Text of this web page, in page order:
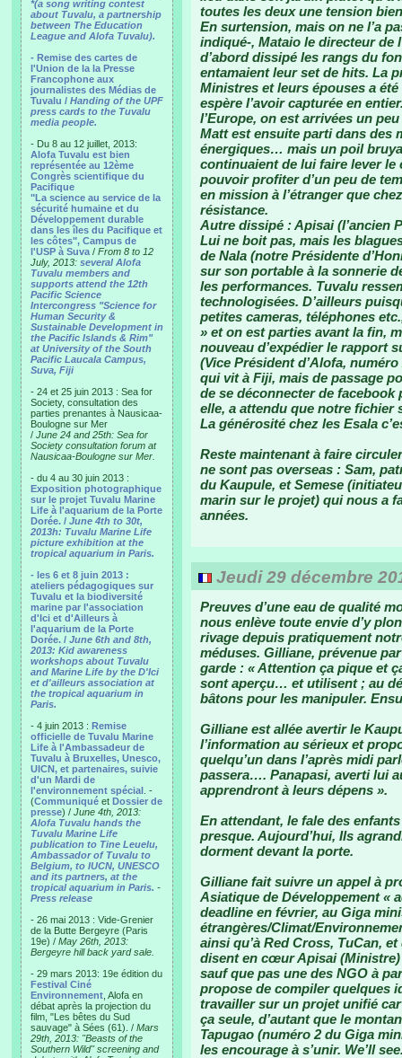
*(a song writing contest
about Tuvalu, a partnership
between The Education
League and Alofa Tuvalu).
- Remise des cartes de
l'Union de la la Presse
Francophone aux
journalistes des Médias de
Tuvalu / Handing of the UPF
press cards to the Tuvalu
media people.
- Du 8 au 12 juillet, 2013:
Alofa Tuvalu est bien
représentée au 12ème
Congrès scientifique du
Pacifique
"La science au service de la
sécurité humaine et du
Développement durable
dans les îles du Pacifique et
les côtes", Campus de
l'USP à Suva / From 8 to 12
July, 2013: several Alofa
Tuvalu members and
supports attend the 12th
Pacific Science
Intercongress "Science for
Human Security &
Sustainable Development in
the Pacific Islands & Rim"
at University of the South
Pacific Laucala Campus,
Suva, Fiji
- 24 et 25 juin 2013 : Sea for
Society, consultation des
parties prenantes à Nausicaa-
Boulogne sur Mer
/ June 24 and 25th: Sea for
Society consultation forum at
Nausicaa-Boulogne sur Mer.
- du 4 au 30 juin 2013 :
Exposition photographique
sur le projet Tuvalu Marine
Life à l'aquarium de la Porte
Dorée. / June 4th to 30t,
2013h: Tuvalu Marine Life
picture exhibition at the
tropical aquarium in Paris.
- les 6 et 8 juin 2013 :
ateliers pédagogiques sur
Tuvalu et la biodiversité
marine par l'association
d'Ici et d'Ailleurs à
l'aquarium de la Porte
Dorée. / June 6th and 8th,
2013: Kid awareness
workshops about Tuvalu
and Marine Life by the D'Ici
et d'ailleurs association at
the tropical aquarium in
Paris.
- 4 juin 2013 : Remise
officielle de Tuvalu Marine
Life à l'Ambassadeur de
Tuvalu à Bruxelles, Unesco,
UICN, et partenaires, suivie
d'un Mardi de
l'environnement spécial . -
(Communiqué et Dossier de
presse) / June 4th, 2013:
Alofa Tuvalu hands the
Tuvalu Marine Life
publication to Tine Leuelu,
Ambassador of Tuvalu to
Belgium, to IUCN, UNESCO
and its partners, at the
tropical aquarium in Paris. -
Press release
- 26 mai 2013 : Vide-Grenier
de la Butte Bergeyre (Paris
19e) / May 26th, 2013:
Bergeyre hill back yard sale.
- 29 mars 2013: 19e édition du
Festival Ciné
Environnement , Alofa en
débat après la projection du
film, "Les bêtes du Sud
sauvage" à Sées (61). / Mars
29th, 2013: "Beasts of the
Southern Wild" screening and
toutes les deux une tension
En surtension, mais on ne l’a
indiqué-, Mataio le directeur de
d’abord dissipé les rangs du
entamaient leur set de hits. La
Ministres et leurs épouses a
espère l’avoir capturée en
l’Europe, on est arrivées un
Matt est ensuite parti dans des
énergiques… mais un poil
continuaient de lui faire lever le
pouvoir profiter d’un peu de
en mission à l’étranger que
résistance.
Autre dissipé : Apisai (l’ancien
Lui ne boit pas, mais les
de Nala (notre Présidente
sur son portable à la sonnerie
les performances. Tuvalu
technologisées. D’ailleurs
petites cameras, téléphones
» et on est parties avant la fin,
nouveau d’expédier le rapport
(Vice Président d’Alofa,
qui vit à Fiji, mais de passage
de se déconnecter de facebook
elle, a attendu que notre fichier
La générosité chez les Esala
Reste maintenant à faire
ne sont pas overseas : Sam,
du Kaupule, et Semese
marin sur le projet) qui nous a
années.
Jeudi 29 décembre
Preuves d’une eau de qualité
nous enlève toute envie d’y
rivage depuis pratiquement
méduses. Gilliane, prévenue
garde : « Attention ça pique et
sont aperçu… et utilisent ; au
bâtons pour les manipuler.
Gilliane est allée avertir le
l’information au sérieux et
quelqu’un dans l’après midi
passera…. Panapasi, averti lui
apprendront à leurs dépens ».
En attendant, le fale des
presque. Aujourd’hui, Ils
dorment devant la porte.
Gilliane fait suivre un appel à
Asiatique de Développement «
deadline en février, au Giga
étrangères/Climat/
ainsi qu’à Red Cross, TuCan,
disent en cœur Apisai (Ministre)
sauf que pas une des NGO à
propose de compiler quelques
travailler sur un projet unifié
ça seule, d’autant que le
Tapugao (numéro 2 du Giga
les encourage à s’unir. We’ll